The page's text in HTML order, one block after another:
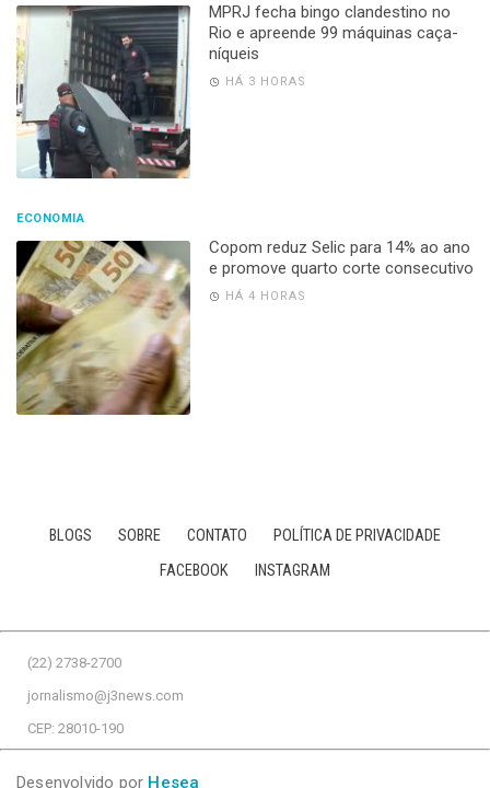
MPRJ fecha bingo clandestino no
Rio e apreende 99 máquinas caça-
níqueis
HÁ 3 HORAS
ECONOMIA
Copom reduz Selic para 14% ao ano
e promove quarto corte consecutivo
HÁ 4 HORAS
BLOGS SOBRE CONTATO
POLÍTICA DE PRIVACIDADE
FACEBOOK
INSTAGRAM
(22) 2738-2700
jornalismo@j3news.com
CEP: 28010-190
Desenvolvido por Hesea